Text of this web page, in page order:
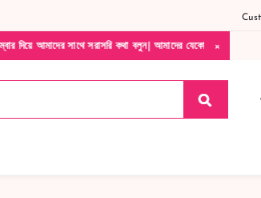
×
কথা বলুন| আমাদের যেকোনো পণ্য হাতে নিয়ে দেখে টাকা